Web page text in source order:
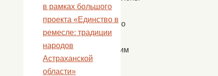
работы
районного
конкурса
«Сохраним
редкие
в рамках большого
проекта «Единство в
ремесле: традиции
народов
Астраханской
области»